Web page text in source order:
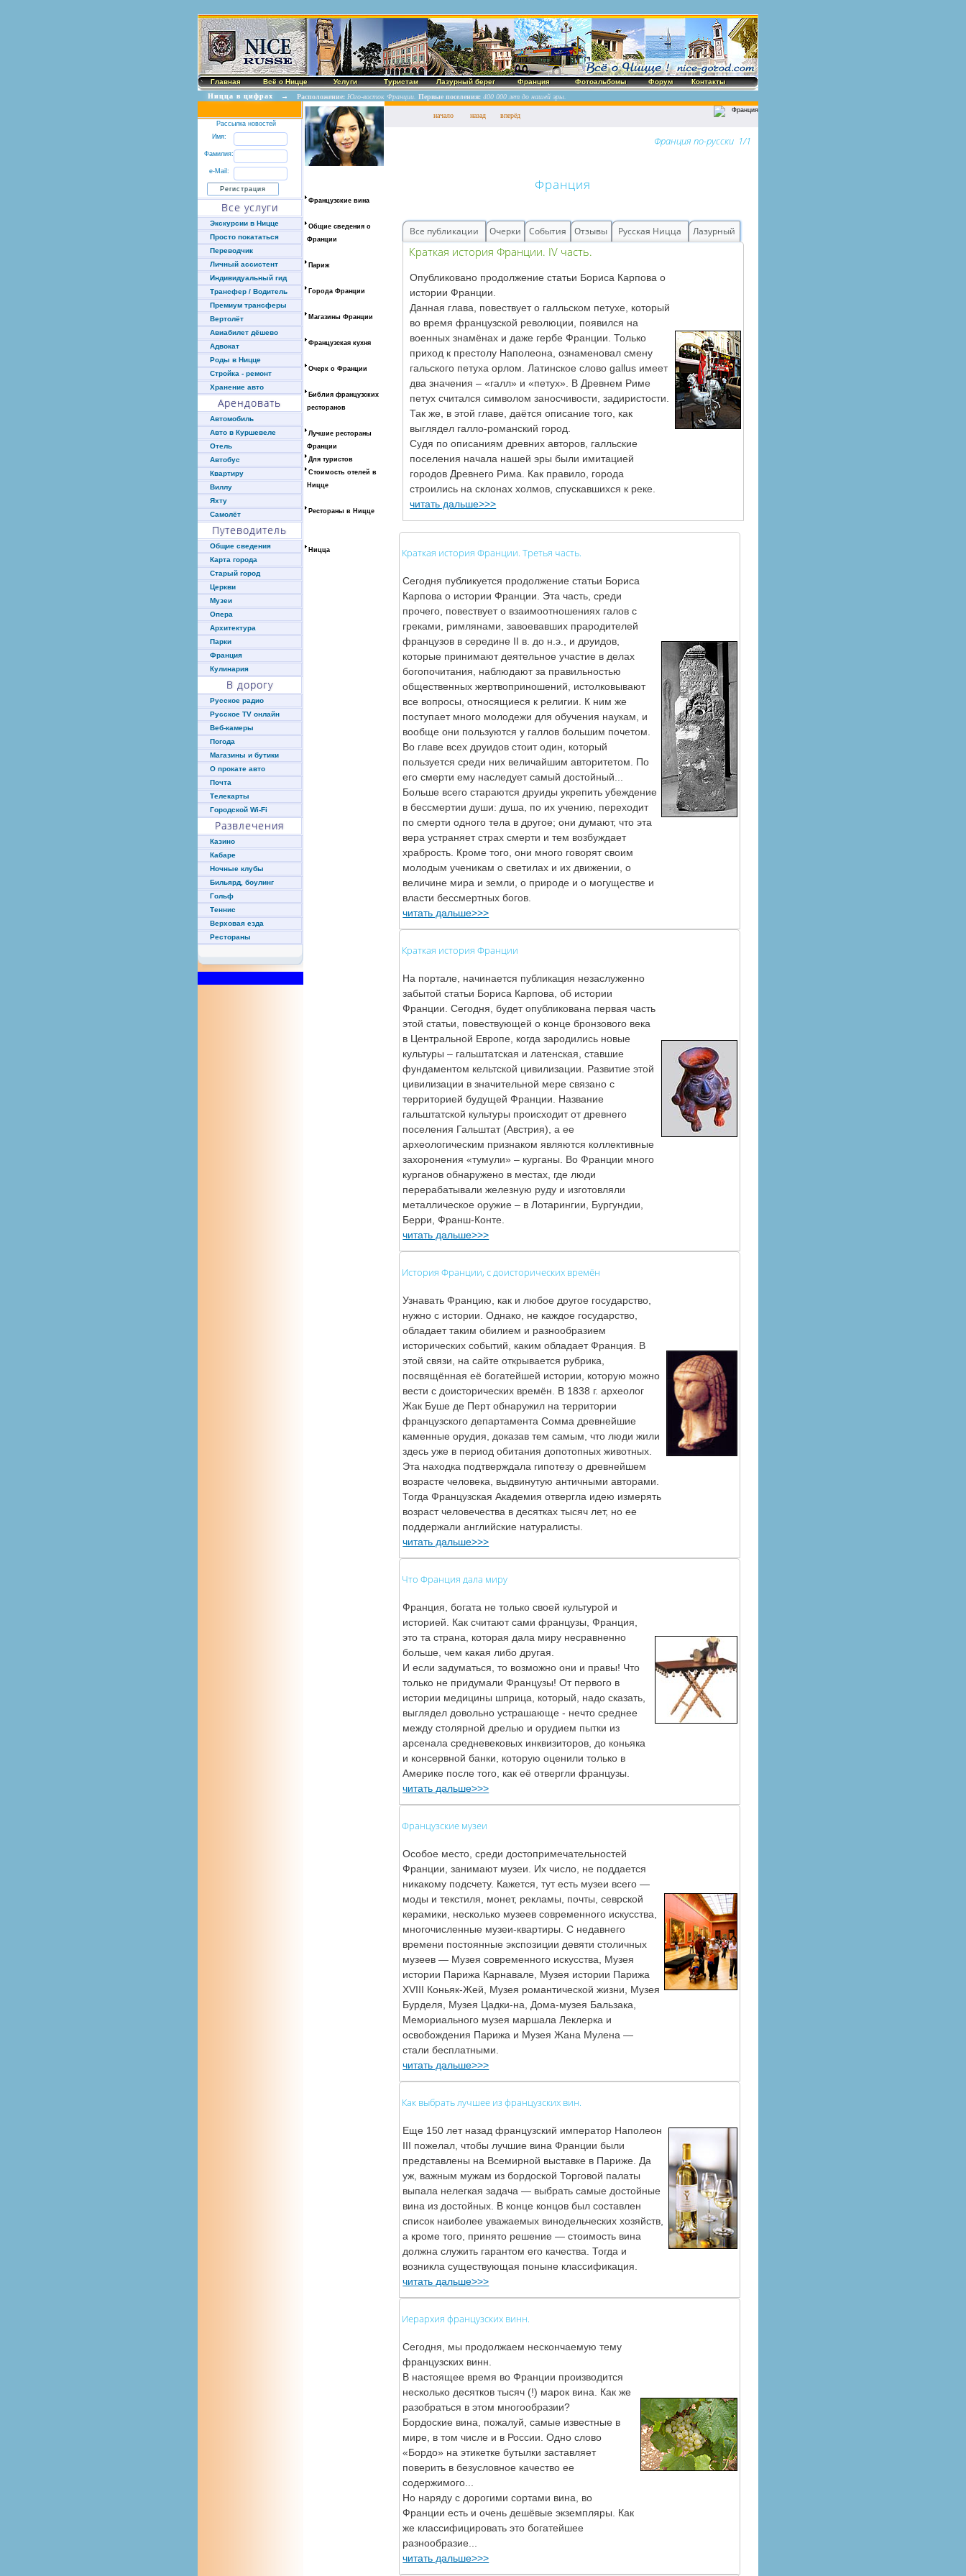
Ницца в цифрах → Расположение: Юго-восток Франции. Первые поселения: 400 000 лет до нашей эры.
Рассылка новостей
Имя:
Фамилия:
e-Mail:
Все услуги
Экскурсии в Ницце
Просто покататься
Переводчик
Личный ассистент
Индивидуальный гид
Трансфер / Водитель
Премиум трансферы
Вертолёт
Авиабилет дёшево
Адвокат
Роды в Ницце
Стройка - ремонт
Хранение авто
Арендовать
Автомобиль
Авто в Куршевеле
Отель
Автобус
Квартиру
Виллу
Яхту
Самолёт
Путеводитель
Общие сведения
Карта города
Старый город
Церкви
Музеи
Опера
Архитектура
Парки
Франция
Кулинария
В дорогу
Русское радио
Русское TV онлайн
Веб-камеры
Погода
Магазины и бутики
О прокате авто
Почта
Телекарты
Городской Wi-Fi
Развлечения
Казино
Кабаре
Ночные клубы
Бильярд, боулинг
Гольф
Теннис
Верховая езда
Рестораны
Французские вина
Общие сведения о
Франции
Париж
Города Франции
Магазины Франции
Французская кухня
Очерк о Франции
Библия французских
ресторанов
Лучшие рестораны
Франции
Для туристов
Стоимость отелей в
Ницце
Рестораны в Ницце
Ницца
начало назад вперёд
Франция по-русски 1/1
Франция
Все публикации Очерки События Отзывы Русская Ницца Лазурный
Краткая история Франции. IV часть.
Опубликовано продолжение статьи Бориса Карпова о
истории Франции.
Данная глава, повествует о галльском петухе, который
во время французской революции, появился на
военных знамёнах и даже гербе Франции. Только
приход к престолу Наполеона, ознаменовал смену
гальского петуха орлом. Латинское слово gallus имеет
два значения – «галл» и «петух». В Древнем Риме
петух считался символом заносчивости, задиристости.
Так же, в этой главе, даётся описание того, как
выглядел галло-романский город.
Судя по описаниям древних авторов, галльские
поселения начала нашей эры были имитацией
городов Древнего Рима. Как правило, города
строились на склонах холмов, спускавшихся к реке.
читать дальше>>>
Краткая история Франции. Третья часть.
Сегодня публикуется продолжение статьи Бориса
Карпова о истории Франции. Эта часть, среди
прочего, повествует о взаимоотношениях галов с
греками, римлянами, завоевавших прародителей
французов в середине II в. до н.э., и друидов,
которые принимают деятельное участие в делах
богопочитания, наблюдают за правильностью
общественных жертвоприношений, истолковывают
все вопросы, относящиеся к религии. К ним же
поступает много молодежи для обучения наукам, и
вообще они пользуются у галлов большим почетом.
Во главе всех друидов стоит один, который
пользуется среди них величайшим авторитетом. По
его смерти ему наследует самый достойный...
Больше всего стараются друиды укрепить убеждение
в бессмертии души: душа, по их учению, переходит
по смерти одного тела в другое; они думают, что эта
вера устраняет страх смерти и тем возбуждает
храбрость. Кроме того, они много говорят своим
молодым ученикам о светилах и их движении, о
величине мира и земли, о природе и о могуществе и
власти бессмертных богов.
читать дальше>>>
Краткая история Франции
На портале, начинается публикация незаслуженно
забытой статьи Бориса Карпова, об истории
Франции. Сегодня, будет опубликована первая часть
этой статьи, повествующей о конце бронзового века
в Центральной Европе, когда зародились новые
культуры – гальштатская и латенская, ставшие
фундаментом кельтской цивилизации. Развитие этой
цивилизации в значительной мере связано с
территорией будущей Франции. Название
гальштатской культуры происходит от древнего
поселения Гальштат (Австрия), а ее
археологическим признаком являются коллективные
захоронения «тумули» – курганы. Во Франции много
курганов обнаружено в местах, где люди
перерабатывали железную руду и изготовляли
металлическое оружие – в Лотарингии, Бургундии,
Берри, Франш-Конте.
читать дальше>>>
История Франции, с доисторических времён
Узнавать Францию, как и любое другое государство,
нужно с истории. Однако, не каждое государство,
обладает таким обилием и разнообразием
исторических событий, каким обладает Франция. В
этой связи, на сайте открывается рубрика,
посвящённая её богатейшей истории, которую можно
вести с доисторических времён. В 1838 г. археолог
Жак Буше де Перт обнаружил на территории
французского департамента Сомма древнейшие
каменные орудия, доказав тем самым, что люди жили
здесь уже в период обитания допотопных животных.
Эта находка подтверждала гипотезу о древнейшем
возрасте человека, выдвинутую античными авторами.
Тогда Французская Академия отвергла идею измерять
возраст человечества в десятках тысяч лет, но ее
поддержали английские натуралисты.
читать дальше>>>
Что Франция дала миру
Франция, богата не только своей культурой и
историей. Как считают сами французы, Франция,
это та страна, которая дала миру несравненно
больше, чем какая либо другая.
И если задуматься, то возможно они и правы! Что
только не придумали Французы! От первого в
истории медицины шприца, который, надо сказать,
выглядел довольно устрашающе - нечто среднее
между столярной дрелью и орудием пытки из
арсенала средневековых инквизиторов, до коньяка
и консервной банки, которую оценили только в
Америке после того, как её отвергли французы.
читать дальше>>>
Французские музеи
Особое место, среди достопримечательностей
Франции, занимают музеи. Их число, не поддается
никакому подсчету. Кажется, тут есть музеи всего —
моды и текстиля, монет, рекламы, почты, севрской
керамики, несколько музеев современного искусства,
многочисленные музеи-квартиры. С недавнего
времени постоянные экспозиции девяти столичных
музеев — Музея современного искусства, Музея
истории Парижа Карнавале, Музея истории Парижа
XVIII Коньяк-Жей, Музея романтической жизни, Музея
Бурделя, Музея Цадки-на, Дома-музея Бальзака,
Мемориального музея маршала Леклерка и
освобождения Парижа и Музея Жана Мулена —
стали бесплатными.
читать дальше>>>
Как выбрать лучшее из французских вин.
Еще 150 лет назад французский император Наполеон
III пожелал, чтобы лучшие вина Франции были
представлены на Всемирной выставке в Париже. Да
уж, важным мужам из бордоской Торговой палаты
выпала нелегкая задача — выбрать самые достойные
вина из достойных. В конце концов был составлен
список наиболее уважаемых винодельческих хозяйств,
а кроме того, принято решение — стоимость вина
должна служить гарантом его качества. Тогда и
возникла существующая поныне классификация.
читать дальше>>>
Иерархия французских винн.
Сегодня, мы продолжаем нескончаемую тему
французских винн.
В настоящее время во Франции производится
несколько десятков тысяч (!) марок вина. Как же
разобраться в этом многообразии?
Бордоские вина, пожалуй, самые известные в
мире, в том числе и в России. Одно слово
«Бордо» на этикетке бутылки заставляет
поверить в безусловное качество ее
содержимого...
Но наряду с дорогими сортами вина, во
Франции есть и очень дешёвые экземпляры. Как
же классифицировать это богатейшее
разнообразие...
читать дальше>>>
Главная Всё о Ницце Услуги Туристам Лазурный берег Франция Фотоальбомы Форум Контакты